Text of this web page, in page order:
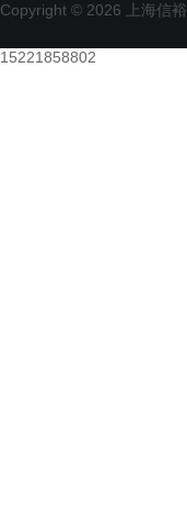
Copyright © 2026 上海信
15221858802